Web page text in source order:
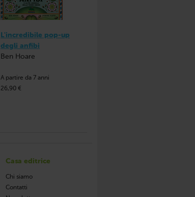
L'incredibile pop-up
degli anfibi
Ben Hoare
A partire da 7 anni
26,90 €
Casa editrice
Chi siamo
Contatti